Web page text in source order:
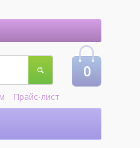
Прайс-лист
0